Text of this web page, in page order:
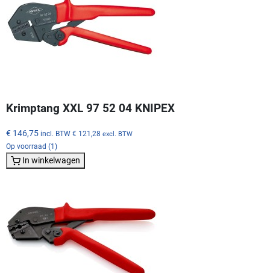
Krimptang XXL 97 52 04 KNIPEX
€ 146,75 incl. BTW € 121,28 excl. BTW
Op voorraad (1)
In winkelwagen